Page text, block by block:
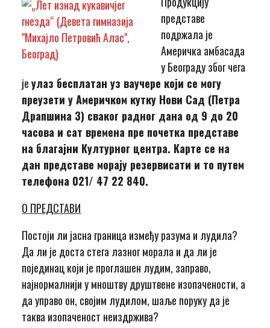
представе
подржала је
Америчка амбасада
у Београду због чега
јеулаз бесплатан уз ваучере који се могу
преузети у Америчком кутку Нови Сад (Петра
Драпшина 3) сваког радног дана од 9 до 20
часова и сат времена пре почетка представе
на благајни Културног центра. Карте се на
дан представе морају резервисати и то путем
телефона 021/ 47 22 840.
О ПРЕДСТАВИ
Постоји ли јасна граница између разума и лудила?
Да ли је доста стега лазног морала и да ли је
појединац који је проглашен лудим, заправо,
најнормалнији у мноштву друштвене изопачености, а
да управо он, својим лудилом, шаље поруку да је
таква изопаченост неиздржива?